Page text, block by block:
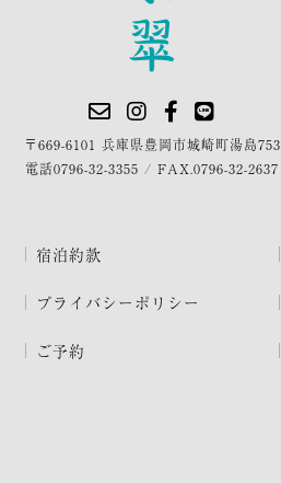
〒669-6101 兵庫県豊岡市城崎町湯島753
電話0796-32-3355 / FAX.0796-32-2637
宿泊約款
プライバシーポリシー
ご予約